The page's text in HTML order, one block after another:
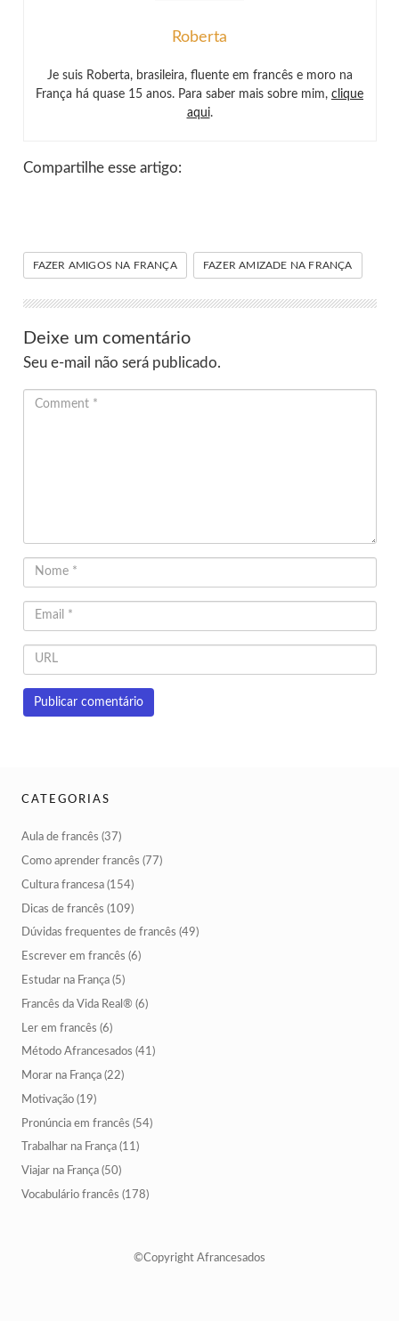
Roberta
Je suis Roberta, brasileira, fluente em francês e moro na
França há quase 15 anos. Para saber mais sobre mim, clique
aqui.
Compartilhe esse artigo:
FAZER AMIGOS NA FRANÇA FAZER AMIZADE NA FRANÇA
Deixe um comentário
Seu e-mail não será publicado.
CATEGORIAS
Aula de francês (37)
Como aprender francês (77)
Cultura francesa (154)
Dicas de francês (109)
Dúvidas frequentes de francês (49)
Escrever em francês (6)
Estudar na França (5)
Francês da Vida Real® (6)
Ler em francês (6)
Método Afrancesados (41)
Morar na França (22)
Motivação (19)
Pronúncia em francês (54)
Trabalhar na França (11)
Viajar na França (50)
Vocabulário francês (178)
©Copyright Afrancesados